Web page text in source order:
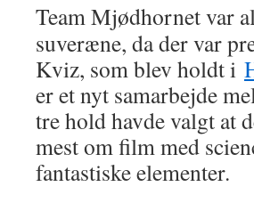
Team Mjødhornet var
suveræne, da der var
Kviz, som blev holdt i
er et nyt samarbejde
tre hold havde valgt at
mest om film med
fantastiske elementer.